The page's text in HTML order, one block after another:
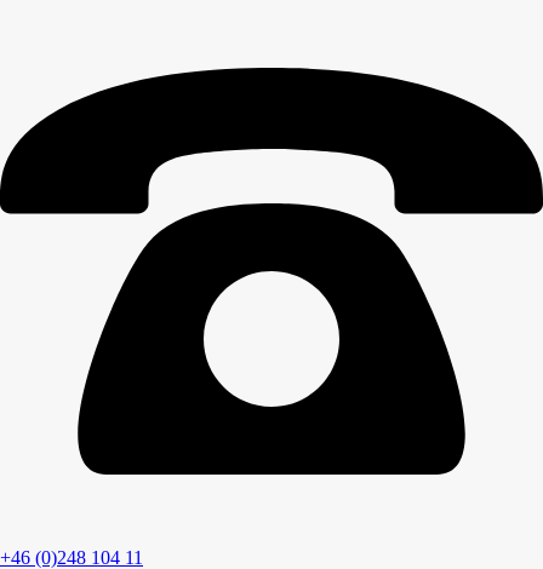
+46 (0)248 104 11